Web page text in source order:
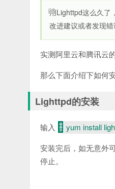
用Lighttpd这么久了
改进建议或者发现错
实测阿里云和腾讯云
那么下面介绍下如何
Lighttpd的安装
输入 yum install
安装完后，如无意外
停止。